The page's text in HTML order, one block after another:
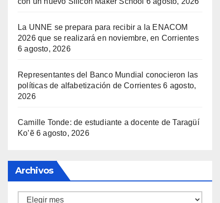
La UNNE se prepara para recibir a la ENACOM
2026 que se realizará en noviembre, en Corrientes
6 agosto, 2026
Representantes del Banco Mundial conocieron las
políticas de alfabetización de Corrientes 6 agosto,
2026
Camille Tonde: de estudiante a docente de Taragüí
Ko’ẽ 6 agosto, 2026
Archivos
Archivos